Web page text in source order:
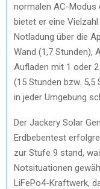
normalen AC-Modus
bietet er eine
Notladung über die
Wand (1,7 Stunden),
Aufladen mit 1 oder
(15 Stunden bzw. 5,5
in jeder Umgebung
Der Jackery Solar
Erdbebentest
zur Stufe 9 stand,
Notsituationen
LiFePo4-Kraftwerk,